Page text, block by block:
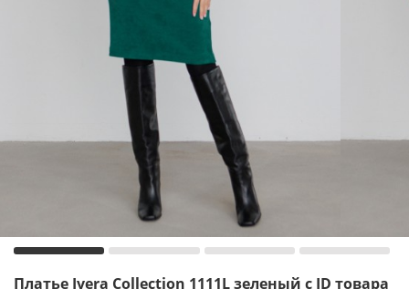
Платье Ivera Collection 1111L зеленый с ID товара